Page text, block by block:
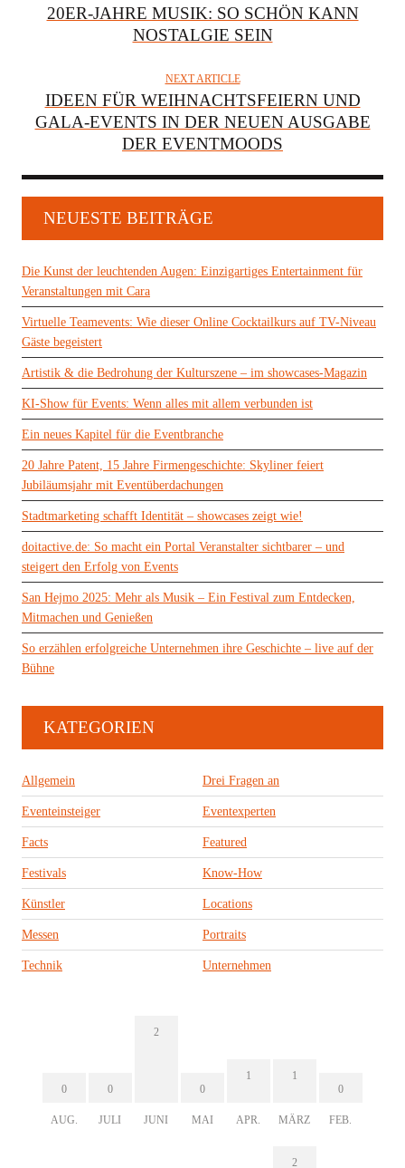
20ER-JAHRE MUSIK: SO SCHÖN KANN
NOSTALGIE SEIN
NEXT ARTICLE
IDEEN FÜR WEIHNACHTSFEIERN UND
GALA-EVENTS IN DER NEUEN AUSGABE
DER EVENTMOODS
NEUESTE BEITRÄGE
Die Kunst der leuchtenden Augen: Einzigartiges Entertainment für
Veranstaltungen mit Cara
Virtuelle Teamevents: Wie dieser Online Cocktailkurs auf TV-Niveau
Gäste begeistert
Artistik & die Bedrohung der Kulturszene – im showcases-Magazin
KI-Show für Events: Wenn alles mit allem verbunden ist
Ein neues Kapitel für die Eventbranche
20 Jahre Patent, 15 Jahre Firmengeschichte: Skyliner feiert
Jubiläumsjahr mit Eventüberdachungen
Stadtmarketing schafft Identität – showcases zeigt wie!
doitactive.de: So macht ein Portal Veranstalter sichtbarer – und
steigert den Erfolg von Events
San Hejmo 2025: Mehr als Musik – Ein Festival zum Entdecken,
Mitmachen und Genießen
So erzählen erfolgreiche Unternehmen ihre Geschichte – live auf der
Bühne
KATEGORIEN
Allgemein Drei Fragen an
Eventeinsteiger Eventexperten
Facts Featured
Festivals Know-How
Künstler Locations
Messen Portraits
Technik Unternehmen
0
AUG.
0
JULI
2
JUNI
0
MAI
1
APR.
1
MÄRZ
0
FEB.
2